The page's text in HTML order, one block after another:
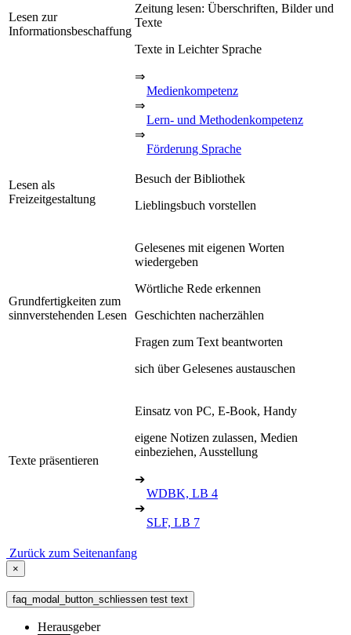
Lesen zur
Informationsbeschaffung
Zeitung lesen: Überschriften, Bilder und
Texte
Texte in Leichter Sprache
⇒
Medienkompetenz
⇒
Lern- und Methodenkompetenz
⇒
Förderung Sprache
Lesen als
Freizeitgestaltung
Besuch der Bibliothek
Lieblingsbuch vorstellen
Grundfertigkeiten zum
sinnverstehenden Lesen
Gelesenes mit eigenen Worten
wiedergeben
Wörtliche Rede erkennen
Geschichten nacherzählen
Fragen zum Text beantworten
sich über Gelesenes austauschen
Texte präsentieren
Einsatz von PC, E-Book, Handy
eigene Notizen zulassen, Medien
einbeziehen, Ausstellung
➔
WDBK, LB 4
➔
SLF, LB 7
Zurück zum Seitenanfang
×
faq_modal_button_schliessen test text
Herausgeber